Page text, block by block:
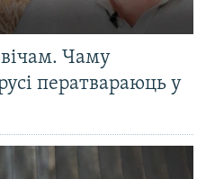
Чаму
ператвараюць у